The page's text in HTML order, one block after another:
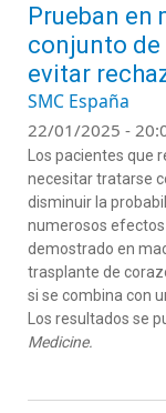
Prueban en
conjunto de
evitar
SMC España
22/01/2025 -
Los pacientes que
necesitar tratarse
disminuir la
numerosos efectos
demostrado en
trasplante de
si se combina con
Los resultados se
Medicine.